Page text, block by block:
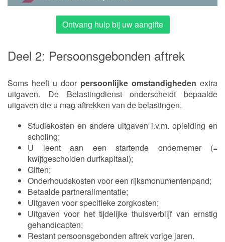
Ontvang hulp bij uw aangifte
Deel 2: Persoonsgebonden aftrek
Soms heeft u door persoonlijke omstandigheden extra
uitgaven. De Belastingdienst onderscheidt bepaalde
uitgaven die u mag aftrekken van de belastingen.
Studiekosten en andere uitgaven i.v.m. opleiding en
scholing;
U leent aan een startende ondernemer (=
kwijtgescholden durfkapitaal);
Giften;
Onderhoudskosten voor een rijksmonumentenpand;
Betaalde partneralimentatie;
Uitgaven voor specifieke zorgkosten;
Uitgaven voor het tijdelijke thuisverblijf van ernstig
gehandicapten;
Restant persoonsgebonden aftrek vorige jaren.